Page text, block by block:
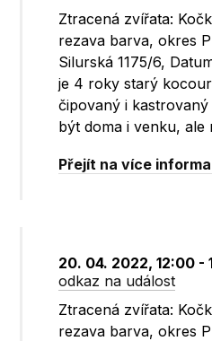
Ztracená zvířata:
rezava barva, okres
Silurská 1175/6,
je 4 roky starý
čipovaný i
být doma i venku, ale
Přejít na více
20. 04. 2022, 12:00 -
odkaz na událost
Ztracená zvířata:
rezava barva, okres